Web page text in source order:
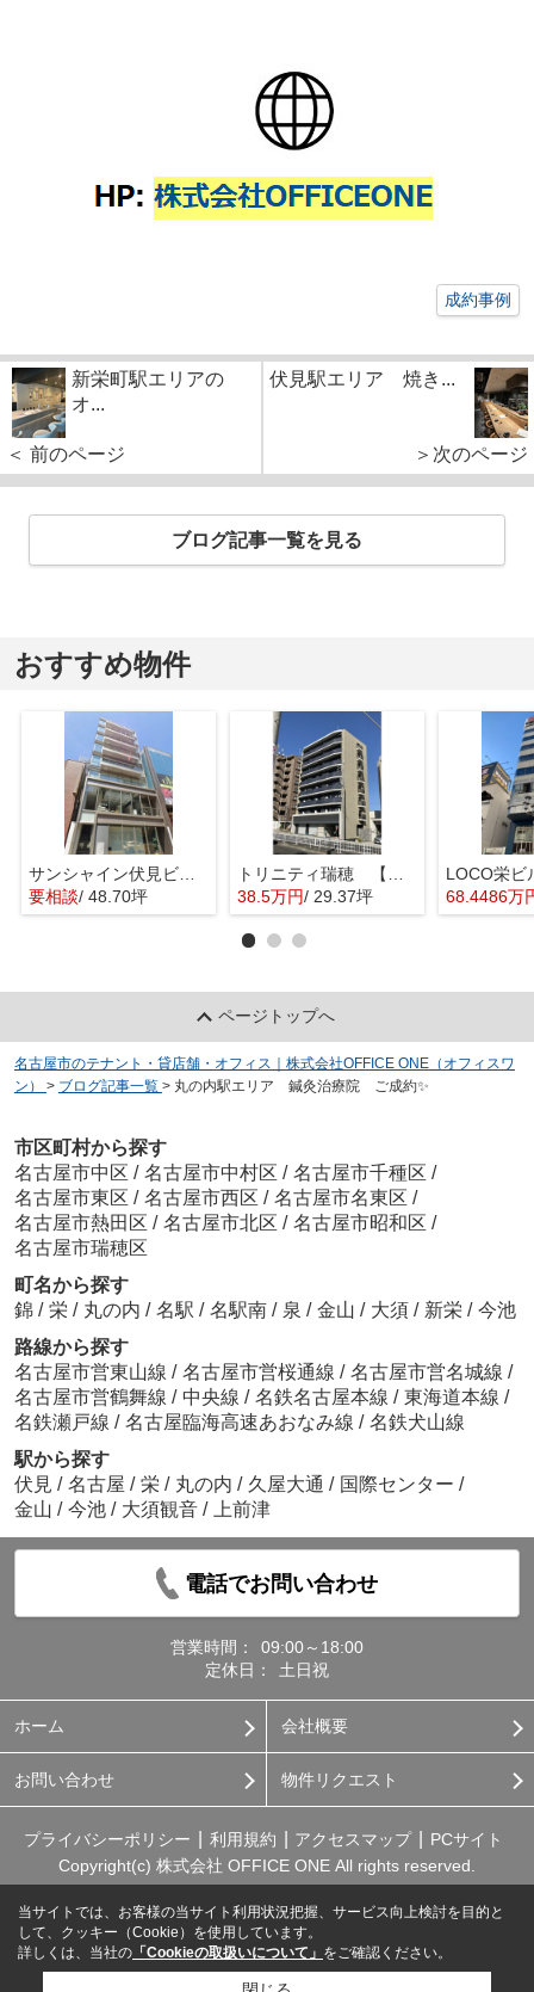
成約事例
新栄町駅エリアの
オ...
＜ 前のページ
伏見駅エリア 焼き...
＞次のページ
ブログ記事一覧を見る
おすすめ物件
サンシャイン伏見ビル【 1階路面店 】
要相談/ 48.70坪
38.5万円/ 29.37坪 68.4486万
ページトップへ
名古屋市のテナント・貸店舗・オフィス｜株式会社OFFICE ONE（オフィスワ
ン）
> ブログ記事一覧 > 丸の内駅エリア 鍼灸治療院 ご成約✨
市区町村から探す
名古屋市中区 / 名古屋市中村区 / 名古屋市千種区 /
名古屋市東区 / 名古屋市西区 / 名古屋市名東区 /
名古屋市熱田区 / 名古屋市北区 / 名古屋市昭和区 /
名古屋市瑞穂区
町名から探す
錦 / 栄 / 丸の内 / 名駅 / 名駅南 / 泉 / 金山 / 大須 / 新栄 / 今池
路線から探す
名古屋市営東山線 / 名古屋市営桜通線 / 名古屋市営名城線 /
名古屋市営鶴舞線 / 中央線 / 名鉄名古屋本線 / 東海道本線 /
名鉄瀬戸線 / 名古屋臨海高速あおなみ線 / 名鉄犬山線
駅から探す
伏見 / 名古屋 / 栄 / 丸の内 / 久屋大通 / 国際センター /
金山 / 今池 / 大須観音 / 上前津
電話でお問い合わせ
営業時間：
09:00～18:00
定休日：
土日祝
ホーム 会社概要
お問い合わせ 物件リクエスト
プライバシーポリシー 利用規約 アクセスマップ
PCサイト
Copyright(c) 株式会社 OFFICE ONE All rights reserved.
当サイトでは、お客様の当サイト利用状況把握、サービス向上検討を目的と
して、クッキー（Cookie）を使用しています。
詳しくは、当社の 「Cookieの取扱いについて」 をご確認ください。